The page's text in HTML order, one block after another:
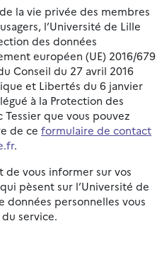
la vie privée des membres
l’Université de Lille
des données
européen (UE) 2016/679
Conseil du 27 avril 2016
et Libertés du 6 janvier
à la Protection des
Tessier que vous pouvez
de ce formulaire de contact
.
vous informer sur vos
pèsent sur l’Université de
données personnelles vous
service.